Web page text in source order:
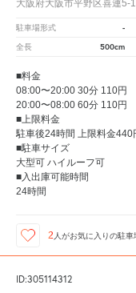
大阪府大阪市平野区喜連5-
駐車場形式 -
全長 500cm
■料金
08:00〜20:00 30分 110円
20:00〜08:00 60分 110円
■上限料金
駐車後24時間 上限料金440
■駐車サイズ
大型可 ハイルーフ可
■入出庫可能時間
24時間
2 人がお気に入りの駐車
ID:305114312